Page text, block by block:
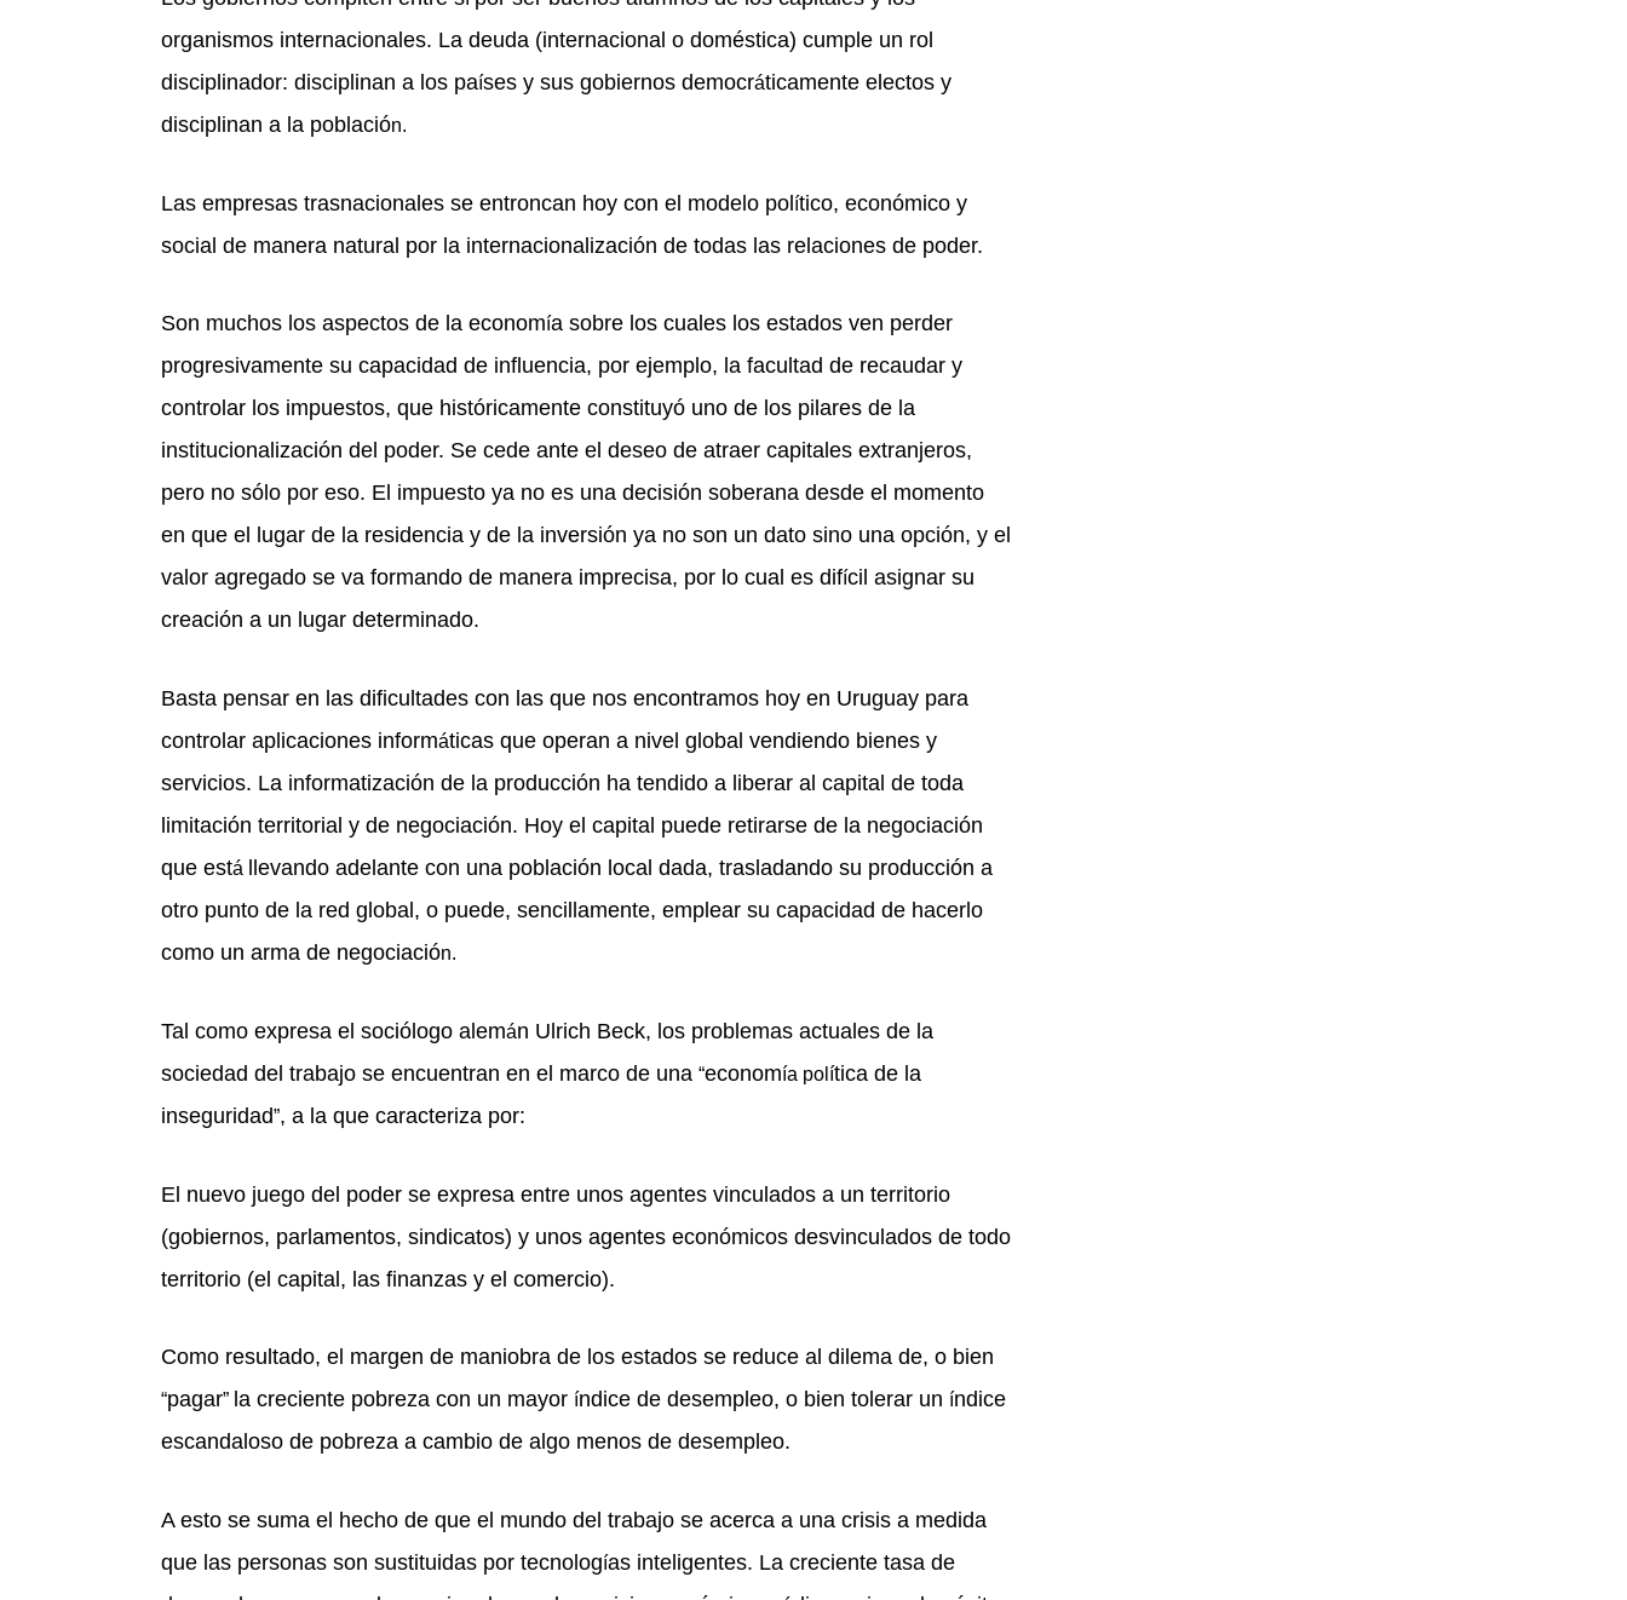
organismos internacionales. La deuda (internacional o doméstica) cumple un rol
disciplinador: disciplinan a los países y sus gobiernos democráticamente electos y
disciplinan a la población.
Las empresas trasnacionales se entroncan hoy con el modelo político, económico y
social de manera natural por la internacionalización de todas las relaciones de poder.
Son muchos los aspectos de la economía sobre los cuales los estados ven perder
progresivamente su capacidad de influencia, por ejemplo, la facultad de recaudar y
controlar los impuestos, que históricamente constituyó uno de los pilares de la
institucionalización del poder. Se cede ante el deseo de atraer capitales extranjeros,
pero no sólo por eso. El impuesto ya no es una decisión soberana desde el momento
en que el lugar de la residencia y de la inversión ya no son un dato sino una opción, y el
valor agregado se va formando de manera imprecisa, por lo cual es difícil asignar su
creación a un lugar determinado.
Basta pensar en las dificultades con las que nos encontramos hoy en Uruguay para
controlar aplicaciones informáticas que operan a nivel global vendiendo bienes y
servicios. La informatización de la producción ha tendido a liberar al capital de toda
limitación territorial y de negociación. Hoy el capital puede retirarse de la negociación
que está
llevando adelante con una población local dada, trasladando su producción a
otro punto de la red global, o puede, sencillamente, emplear su capacidad de hacerlo
como un arma de negociación.
Tal como expresa el sociólogo alemán Ulrich Beck, los problemas actuales de la
sociedad del trabajo se encuentran en el marco de una “economía política de la
inseguridad”, a la que caracteriza por:
El nuevo juego del poder se expresa entre unos agentes vinculados a un territorio
(gobiernos, parlamentos, sindicatos) y unos agentes económicos desvinculados de todo
territorio (el capital, las finanzas y el comercio).
Como resultado, el margen de maniobra de los estados se reduce al dilema de, o bien
“pagar” la creciente pobreza con un mayor índice de desempleo, o bien tolerar un índice
escandaloso de pobreza a cambio de algo menos de desempleo.
A esto se suma el hecho de que el mundo del trabajo se acerca a una crisis a medida
que las personas son sustituidas por tecnologías inteligentes. La creciente tasa de